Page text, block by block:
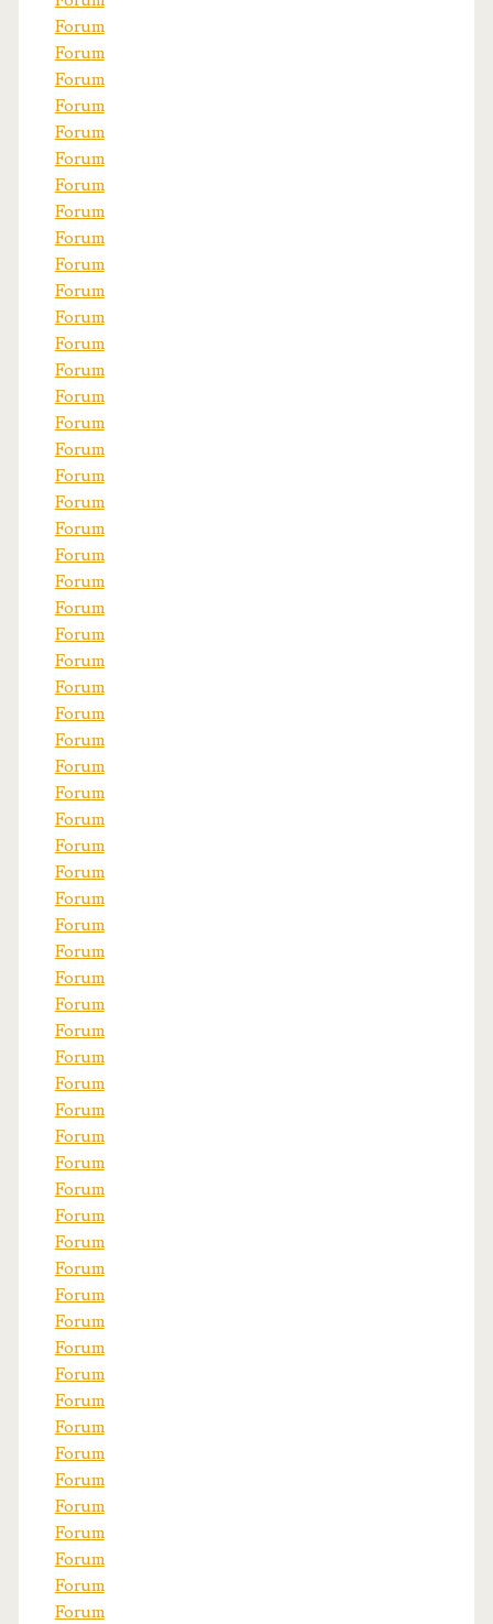
Forum
Forum
Forum
Forum
Forum
Forum
Forum
Forum
Forum
Forum
Forum
Forum
Forum
Forum
Forum
Forum
Forum
Forum
Forum
Forum
Forum
Forum
Forum
Forum
Forum
Forum
Forum
Forum
Forum
Forum
Forum
Forum
Forum
Forum
Forum
Forum
Forum
Forum
Forum
Forum
Forum
Forum
Forum
Forum
Forum
Forum
Forum
Forum
Forum
Forum
Forum
Forum
Forum
Forum
Forum
Forum
Forum
Forum
Forum
Forum
Forum